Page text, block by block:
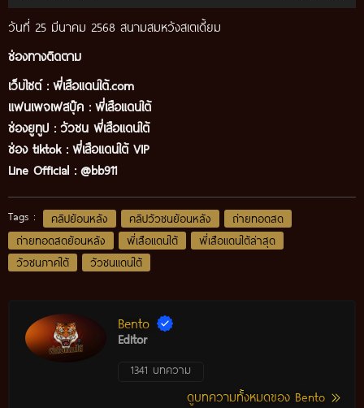
วันที่ 25 มีนาคม 2568 สนามสมหวังสเตเดี้ยม
ช่องทางติดตาม
เว็บไซต์ : พี่เสือแดนใต้.com
แฟนเพจเฟสบุ๊ค : พี่เสือแดนใต้
ช่องยูทูป : วัวชน พี่เสือแดนใต้
ช่อง tiktok : พี่เสือแดนใต้ VIP
Line Official : @bb911
Tags : คลิปย้อนหลัง คลิปวัวชนย้อนหลัง
ถ่ายทอดสด
ถ่ายทอดสดย้อนหลัง
พี่เสือแดนใต้
พี่เสือแดนใต้ล่าสุด
วัวชนภาคใต้
วัวชนแดนใต้
Bento
Editor
1341 บทความ
ดูบทความทั้งหมดของ Bento